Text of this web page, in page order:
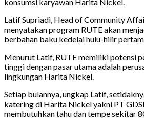
Latif Supriadi, Head of Community
menyatakan program RUTE akan
berbahan baku kedelai hulu-hilir
Menurut Latif, RUTE memiliki potensi
tinggi dengan pasar utama adalah
lingkungan Harita Nickel.
Setiap bulannya, ungkap Latif,
katering di Harita Nickel yakni PT
membutuhkan tahu dan tempe sekitar